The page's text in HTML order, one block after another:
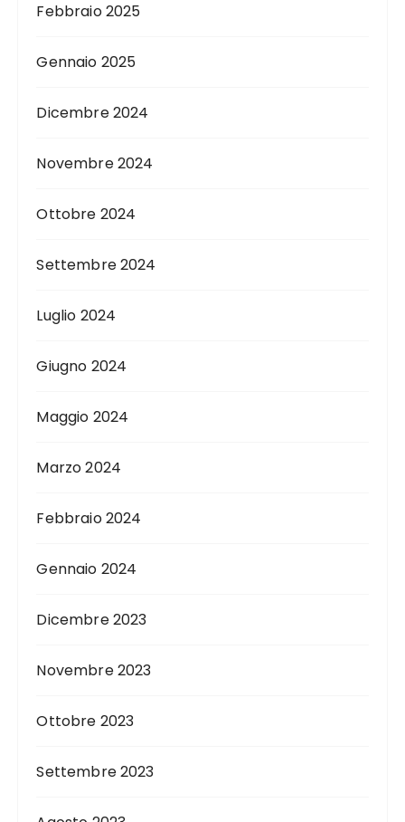
Febbraio 2025
Gennaio 2025
Dicembre 2024
Novembre 2024
Ottobre 2024
Settembre 2024
Luglio 2024
Giugno 2024
Maggio 2024
Marzo 2024
Febbraio 2024
Gennaio 2024
Dicembre 2023
Novembre 2023
Ottobre 2023
Settembre 2023